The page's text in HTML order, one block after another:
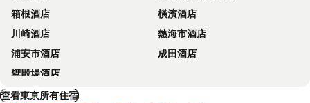
箱根酒店
橫濱酒店
川崎酒店
熱海市酒店
浦安市酒店
成田酒店
禦殿場酒店
查看東京所有住宿